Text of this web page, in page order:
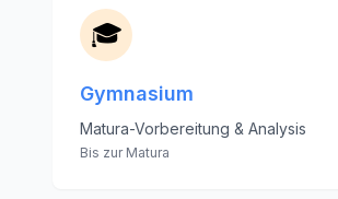
🎓
Gymnasium
Matura-Vorbereitung & Analysis
Bis zur Matura